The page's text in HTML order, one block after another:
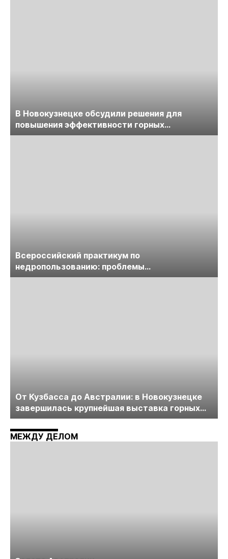
В Новокузнецке обсудили решения для
повышения эффективности горных
предприятий
Всероссийский практикум по
недропользованию: проблемы
лицензирования, цифровизации, экспертизы
От Кузбасса до Австралии: в Новокузнецке
завершилась крупнейшая выставка горных
технологий «Недра России. Уголь России и
Майнинг»
МЕЖДУ ДЕЛОМ